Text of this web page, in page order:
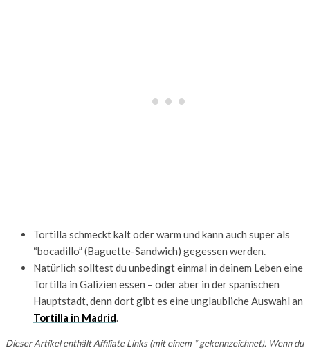
Tortilla schmeckt kalt oder warm und kann auch super als
“bocadillo” (Baguette-Sandwich) gegessen werden.
Natürlich solltest du unbedingt einmal in deinem Leben eine
Tortilla in Galizien essen – oder aber in der spanischen
Hauptstadt, denn dort gibt es eine unglaubliche Auswahl an
Tortilla in Madrid.
Dieser Artikel enthält Affiliate Links (mit einem * gekennzeichnet). Wenn du